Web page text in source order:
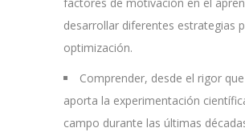
desarrollar diferentes estrategias
optimización.
Comprender, desde el rigor
aporta la experimentación
campo durante las últimas